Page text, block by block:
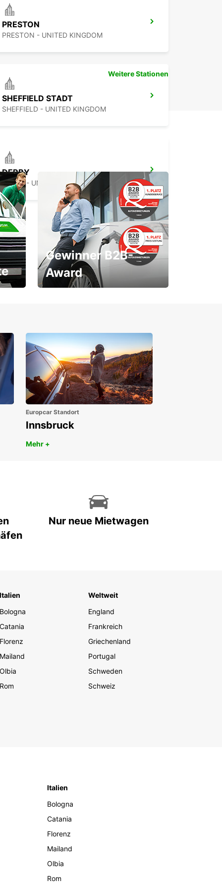
PRESTON
PRESTON - UNITED KINGDOM
SHEFFIELD STADT
SHEFFIELD - UNITED KINGDOM
DERBY
DERBY - UNITED KINGDOM
Weitere Stationen
Gewinner B2B-
Award
Europcar Standort
Innsbruck
Mehr +
Nur neue Mietwagen
Italien
Bologna
Catania
Florenz
Mailand
Olbia
Rom
Weltweit
England
Frankreich
Griechenland
Portugal
Schweden
Schweiz
Italien
Bologna
Catania
Florenz
Mailand
Olbia
Rom